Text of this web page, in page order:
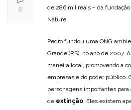
de 286 mil reais – da
Nature.
Pedro fundou uma ONG
Grande (RS), no ano de 2007.
maneira local, promovendo a
empresas e do poder público.
personagens importantes
de extinção. Eles existem
0